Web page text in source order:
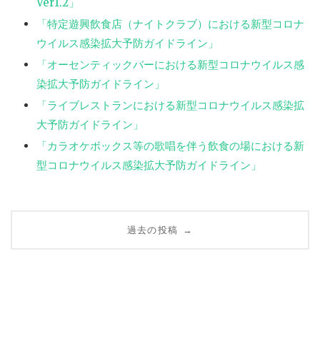
「特定遊興飲食店（ナイトクラブ）における新型コロナ
ウイルス感染拡大予防ガイドライン」
「オーセンティックバーにおける新型コロナウイルス感
染拡大予防ガイドライン」
「ライブレストランにおける新型コロナウイルス感染拡
大予防ガイドライン」
「カラオケボックス等の歌唱を伴う飲食の場における新
型コロナウイルス感染拡大予防ガイドライン」
過去の投稿 →